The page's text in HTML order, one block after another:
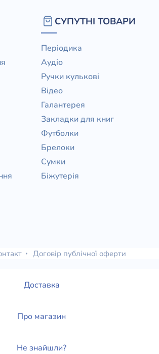
СУПУТНІ ТОВАРИ
Періодика
Аудіо
Ручки кулькові
Відео
Галантерея
Закладки для книг
Футболки
Брелоки
Сумки
Біжутерія
Договір публічної оферти
Доставка
Про магазин
Не знайшли?